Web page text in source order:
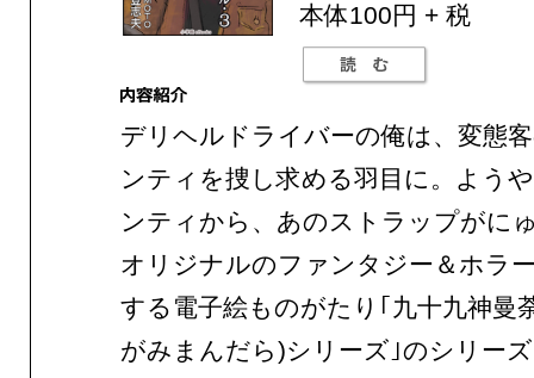
本体100円 + 税
デリヘルドライバーの俺は、変態
ンティを捜し求める羽目に。よう
ンティから、あのストラップがに
オリジナルのファンタジー＆ホラ
する電子絵ものがたり｢九十九神曼
がみまんだら)シリーズ｣のシリー